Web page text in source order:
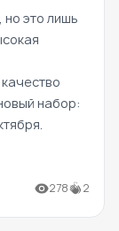
это лишь
набор:
278 2